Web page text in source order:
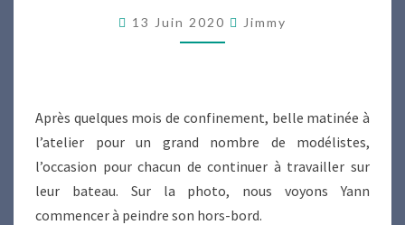
JUIN
13 Juin 2020 Jimmy
Après quelques mois de confinement, belle matinée à
l’atelier pour un grand nombre de modélistes,
l’occasion pour chacun de continuer à travailler sur
leur bateau. Sur la photo, nous voyons Yann
commencer à peindre son hors-bord.